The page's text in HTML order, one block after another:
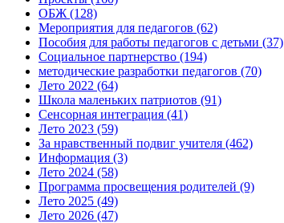
ОБЖ (128)
Мероприятия для педагогов (62)
Пособия для работы педагогов с детьми (37)
Социальное партнерство (194)
методические разработки педагогов (70)
Лето 2022 (64)
Школа маленьких патриотов (91)
Сенсорная интеграция (41)
Лето 2023 (59)
За нравственный подвиг учителя (462)
Информация (3)
Лето 2024 (58)
Программа просвещения родителей (9)
Лето 2025 (49)
Лето 2026 (47)